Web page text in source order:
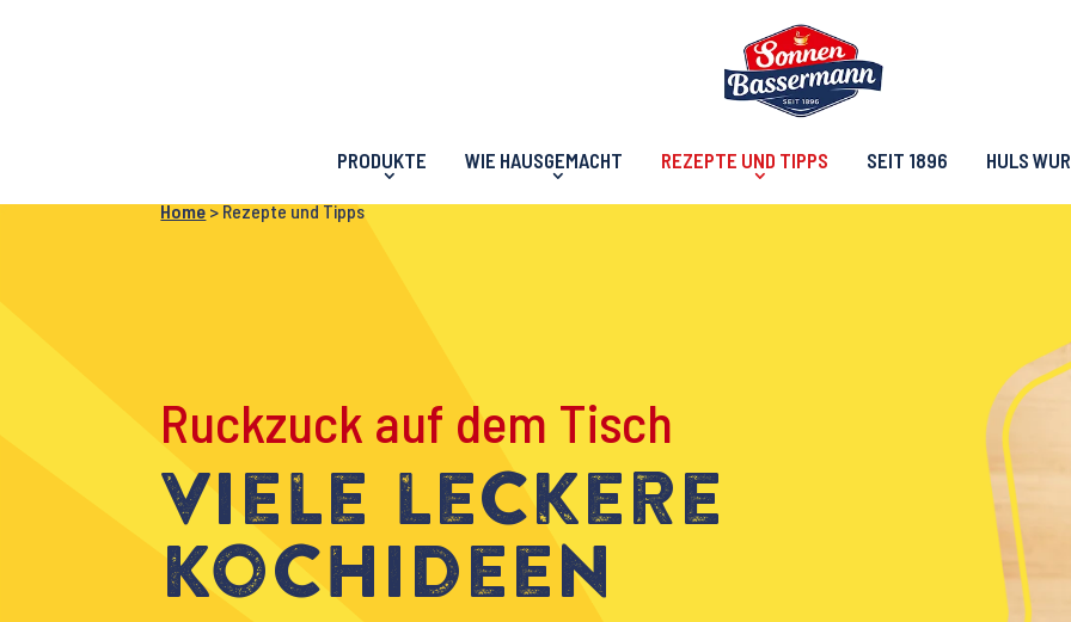
PRODUKTE WIE HAUSGEMACHT REZEPTE UND TIPPS SEIT 1896 HULS
Home>Rezepte und Tipps
Ruckzuck auf dem Tisch
Viele leckere
Kochideen